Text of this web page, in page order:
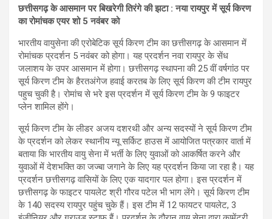
छत्तीसगढ़ के आसमान पर बिखरेगी तिरंगे की झटा : नया रायपुर में सूर्य किरण
का रोमांचक एयर शो 5 नवंबर को
भारतीय वायुसेना की एरोबेटिक सूर्य किरण टीम का छत्तीसगढ़ के आसमान में
रोमांचक प्रदर्शन 5 नवंबर को होगा। यह प्रदर्शन नवा रायपुर के सेंध
जलाशय के उपर आसमान में होगा। छत्तीसगढ़ स्थापना की 25 वीं वर्षगांठ पर
सूर्य किरण टीम के हैरतअंगेज हवाई करतब के लिए सूर्य किरण की टीम रायपुर
पहुच चुकी है। रोमांच से भरे इस प्रदर्शन में सूर्य किरण टीम के 9 फाइटर
प्लेन शामिल होंगे।
सूर्य किरण टीम के लीडर अजय दशरथी और अन्य सदस्यों ने सूर्य किरण टीम
के प्रदर्शन को लेकर स्थानीय न्यू सर्किट हाउस में आयोजित पत्रकार वार्ता में
बताया कि भारतीय वायु सेना में भर्ती के लिए युवाओं को आकर्षित करने और
युवाओं में देशभक्ति का जज्बा जगाने के लिए यह प्रदर्शन किया जा रहा है। यह
प्रदर्शन छत्तीसगढ़ वासियों के लिए एक यादगार पल होगा। इस प्रदर्शन में
छत्तीसगढ़ के फाइटर पायलेट श्री गौरव पटेल भी भाग लेंगे। सूर्य किरण टीम
के 140 सदस्य रायपुर पहुंच चुके हैं। इस टीम में 12 फायटर पायलेट, 3